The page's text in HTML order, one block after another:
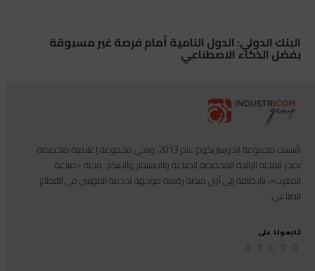
البنك الدولي: الدول النامية أمام فرصة غير مسبوقة
بفضل الذكاء الاصطناعي
تأسست مجموعة إندوستريكوم عام 2013، وهي مجموعة إعلامية متخصصة
تصدر المجلة الرائدة المخصصة للصناعة والاستثمار والابتكار: مجلة «صناعة
المغرب»، بالإضافة إلى أول منصة رقمية موجهة لخدمة المهنيين في القطاع
الصناعي.
تابعونا على